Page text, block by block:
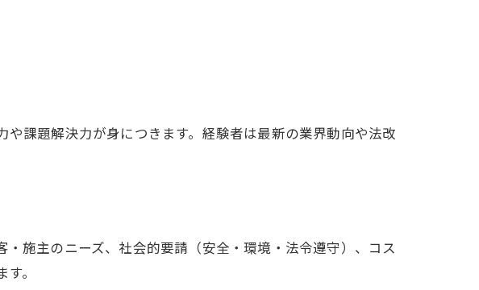
課題解決力が身につきます。経験者は最新の業界動向や法改
施主のニーズ、社会的要請（安全・環境・法令遵守）、コス
。